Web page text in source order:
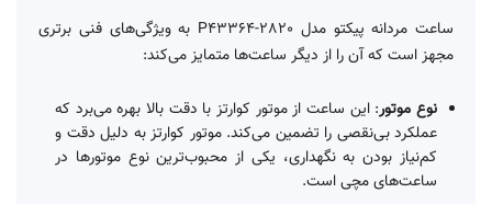
ساعت مردانه پیکتو مدل P43364-2820 به ویژگی‌های فنی برتری
مجهز است که آن را از دیگر ساعت‌ها متمایز می‌کند:
نوع موتور: این ساعت از موتور کوارتز با دقت بالا بهره می‌برد که
عملکرد بی‌نقصی را تضمین می‌کند. موتور کوارتز به دلیل دقت و
کم‌نیاز بودن به نگهداری، یکی از محبوب‌ترین نوع موتورها در
ساعت‌های مچی است.